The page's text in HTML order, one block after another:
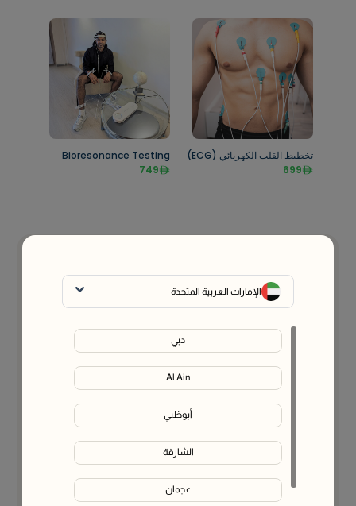
الإمارات العربية المتحدة
دبي
Al Ain
أبوظبي
الشارقة
عجمان
تخطيط القلب الكهربائي (ECG)
699
Bioresonance Testing
749
نحن نساعدك في العثور على أفضل الحلول لك
اتصل بنا على
واتساب
الاسم الكامل*